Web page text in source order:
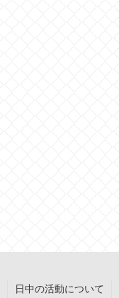
日中の活動について